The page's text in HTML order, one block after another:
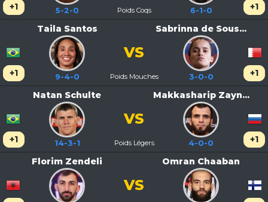
5-2-0 6-1-0
+1 +1
Poids Coqs
Taila Santos
9-4-0
Sabrinna de Sous...
3-0-0
VS
+1 +1
Poids Mouches
Natan Schulte
14-3-1
Makkasharip Zayn...
4-0-0
VS
+1 +1
Poids Légers
Florim Zendeli Omran Chaaban
VS